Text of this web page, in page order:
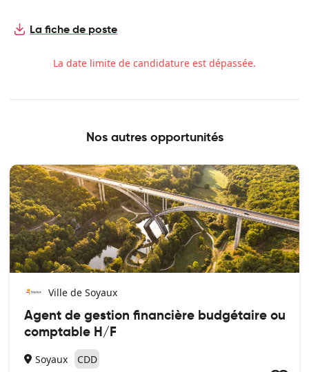
Mettre en place les mesures d'urgence en cas d'incident et
alerter les services concernés
route, carnet de bord)
petites réparations)
Pose et entretien de la signalisation routière (panneaux,
marquage au sol…)
Réalisation de travaux de maçonnerie (bordures, trottoirs,
caniveaux)
Entretien des réseaux d’eaux pluviales
Participation aux opérations de viabilité hivernale (salage,
déneigement)
Intervention lors d’événements communaux
La fiche de poste
La date limite de candidature est dépassée.
Nos autres opportunités
Ville de Soyaux
Agent de gestion financière budgétaire ou
comptable H/F
Soyaux CDD